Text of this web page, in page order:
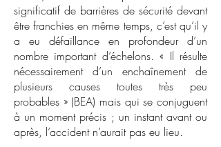
significatif de barrières de sécurité devant
être franchies en même temps, c’est qu’il y
a eu défaillance en profondeur d’un
nombre important d’échelons. « Il résulte
nécessairement d’un enchaînement de
plusieurs causes toutes très peu
probables » (BEA) mais qui se conjuguent
à un moment précis ; un instant avant ou
après, l’accident n’aurait pas eu lieu.